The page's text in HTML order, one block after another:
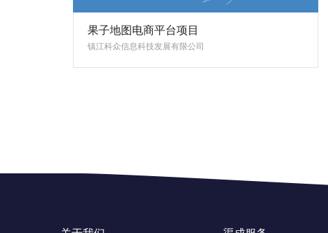
果子地图电商平台项目
镇江科众信息科技发展有限公司